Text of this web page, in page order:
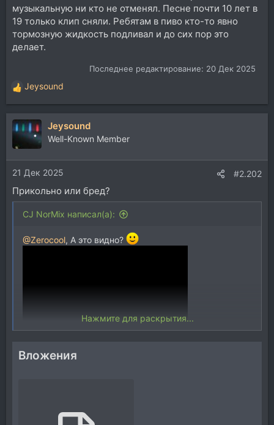
музыкальную ни кто не отменял. Песне почти 10 лет в
19 только клип сняли. Ребятам в пиво кто-то явно
тормозную жидкость подливал и до сих пор это
делает.
Последнее редактирование: 20 Дек 2025
Р
е
а
к
ц
и
и
:
Jeysound
Jeysound
Well-Known Member
21 Дек 2025 #2.202
Прикольно или бред?
CJ NorMix написал(а):
@Zerocool, А это видно?
Нажмите для раскрытия...
Вложения